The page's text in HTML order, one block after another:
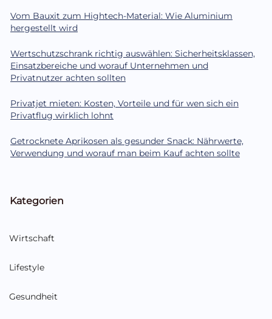
Vom Bauxit zum Hightech-Material: Wie Aluminium
hergestellt wird
Wertschutzschrank richtig auswählen: Sicherheitsklassen,
Einsatzbereiche und worauf Unternehmen und
Privatnutzer achten sollten
Privatjet mieten: Kosten, Vorteile und für wen sich ein
Privatflug wirklich lohnt
Getrocknete Aprikosen als gesunder Snack: Nährwerte,
Verwendung und worauf man beim Kauf achten sollte
Kategorien
Wirtschaft
Lifestyle
Gesundheit